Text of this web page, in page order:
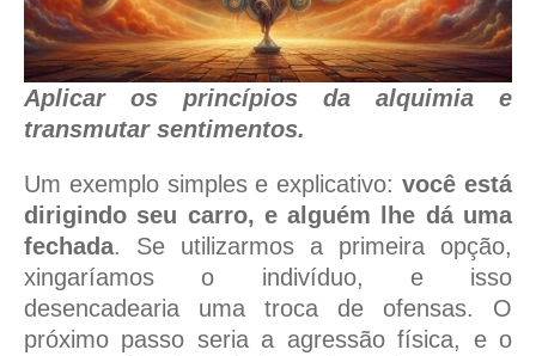
Aplicar os princípios da alquimia e
transmutar sentimentos.
Um exemplo simples e explicativo:você está
dirigindo seu carro, e alguém lhe dá uma
fechada. Se utilizarmos a primeira opção,
xingaríamos o indivíduo, e isso
desencadearia uma troca de ofensas. O
próximo passo seria a agressão física, e o